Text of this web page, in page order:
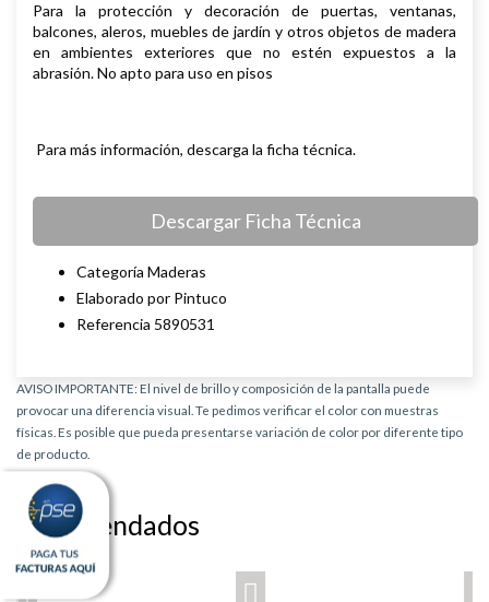
Para la protección y decoración de puertas, ventanas,
balcones, aleros, muebles de jardín y otros objetos de madera
en ambientes exteriores que no estén expuestos a la
abrasión. No apto para uso en pisos
Para más información, descarga la ficha técnica.
Descargar Ficha Técnica
Categoría Maderas
Elaborado por Pintuco
Referencia 5890531
AVISO IMPORTANTE: El nivel de brillo y composición de la pantalla puede
provocar una diferencia visual. Te pedimos verificar el color con muestras
físicas. Es posible que pueda presentarse variación de color por diferente tipo
de producto.
Recomendados